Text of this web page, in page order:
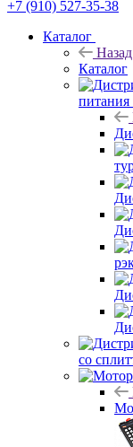
+7 (910) 527-35-38
Каталог
Назад
Каталог
питания
со